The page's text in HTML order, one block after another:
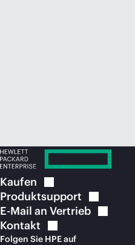
Kaufen
Produktsupport
E-Mail an Vertrieb
Kontakt
Folgen Sie HPE auf